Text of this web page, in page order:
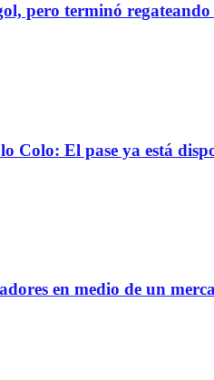
pero terminó
Colo: El pase ya está
en medio de un